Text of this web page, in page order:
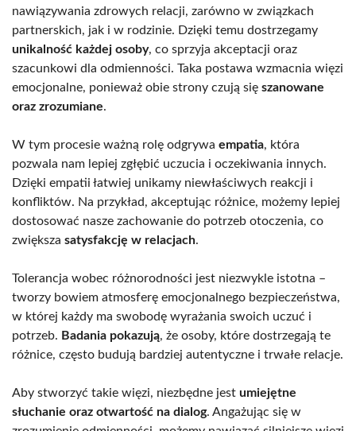
nawiązywania zdrowych relacji, zarówno w związkach
partnerskich, jak i w rodzinie. Dzięki temu dostrzegamy
unikalność każdej osoby, co sprzyja akceptacji oraz
szacunkowi dla odmienności. Taka postawa wzmacnia więzi
emocjonalne, ponieważ obie strony czują się szanowane
oraz zrozumiane.
W tym procesie ważną rolę odgrywa empatia, która
pozwala nam lepiej zgłębić uczucia i oczekiwania innych.
Dzięki empatii łatwiej unikamy niewłaściwych reakcji i
konfliktów. Na przykład, akceptując różnice, możemy lepiej
dostosować nasze zachowanie do potrzeb otoczenia, co
zwiększa satysfakcję w relacjach.
Tolerancja wobec różnorodności jest niezwykle istotna –
tworzy bowiem atmosferę emocjonalnego bezpieczeństwa,
w której każdy ma swobodę wyrażania swoich uczuć i
potrzeb. Badania pokazują, że osoby, które dostrzegają te
różnice, często budują bardziej autentyczne i trwałe relacje.
Aby stworzyć takie więzi, niezbędne jest umiejętne
słuchanie oraz otwartość na dialog. Angażując się w